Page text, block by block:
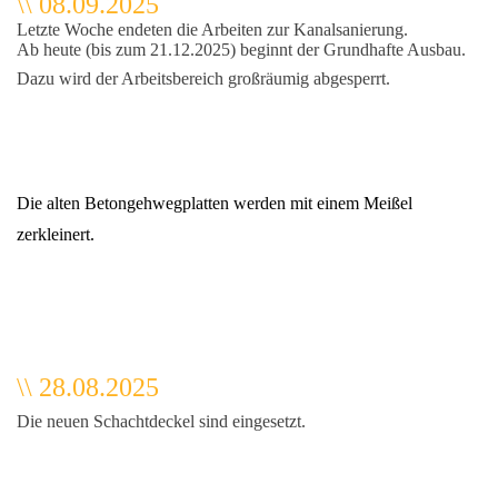
Letzte Woche endeten die Arbeiten zur Kanalsanierung.
Ab heute (bis zum 21.12.2025) beginnt der Grundhafte Ausbau.
Dazu wird der Arbeitsbereich großräumig abgesperrt.
Die alten Betongehwegplatten werden mit einem Meißel
zerkleinert.
\\ 28.08.2025
Die neuen Schachtdeckel sind eingesetzt.